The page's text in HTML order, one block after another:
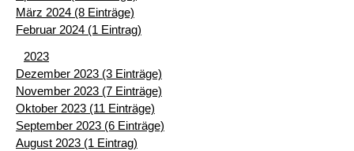
März 2024 (8 Einträge)
Februar 2024 (1 Eintrag)
2023
Dezember 2023 (3 Einträge)
November 2023 (7 Einträge)
Oktober 2023 (11 Einträge)
September 2023 (6 Einträge)
August 2023 (1 Eintrag)